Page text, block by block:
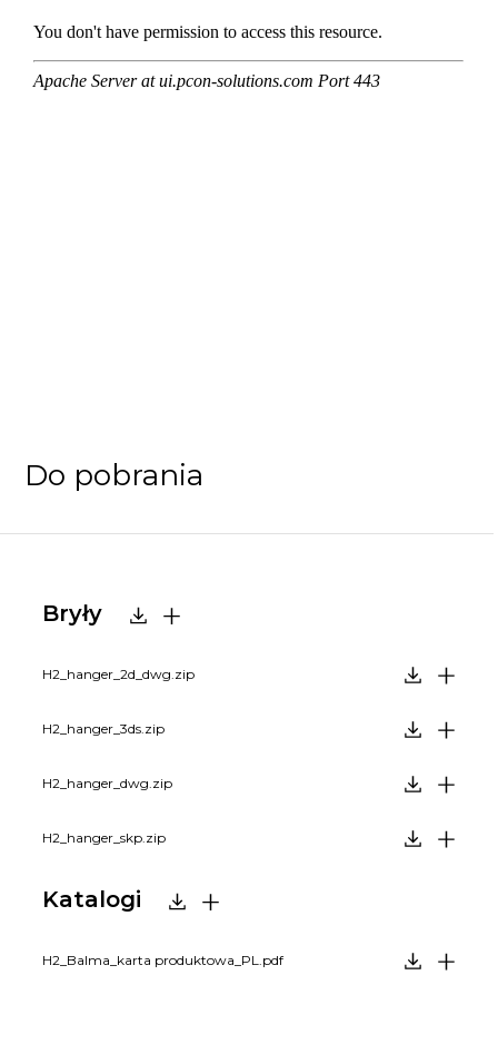
Do pobrania
Bryły
H2_hanger_2d_dwg.zip
H2_hanger_3ds.zip
H2_hanger_dwg.zip
H2_hanger_skp.zip
Katalogi
H2_Balma_karta produktowa_PL.pdf